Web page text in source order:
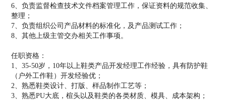
6、负责监督检查技术文件档案管理工作，保证资料的规范收集、
整理；
7、负责组织公司产品材料的标准化，及产品测试工作；
8、其他上级主管交办相关工作事项。
任职资格：
1、35-50岁，10年以上鞋类产品开发经理工作经验，具有防护鞋
（户外工作鞋）开发经验优；
2、熟悉鞋类设计、打版、样品制作工艺等；
3、熟悉PU大底，楦头以及鞋类的各类材质、模具、成本架构；